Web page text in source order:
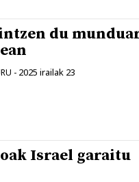
du
- 2025 irailak 23
Israel garaitu